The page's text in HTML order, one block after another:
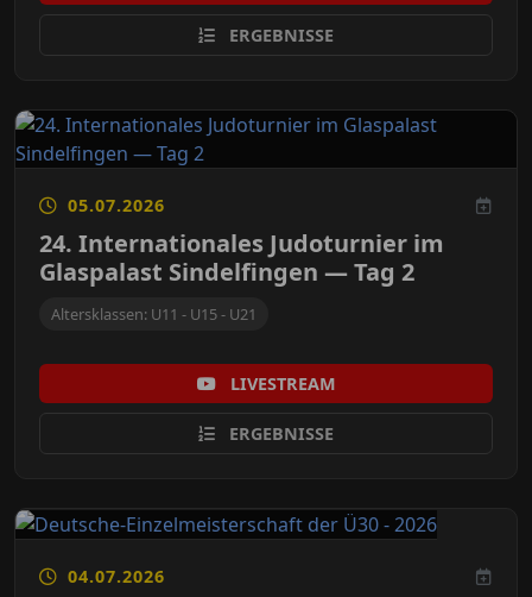
ERGEBNISSE
05.07.2026
24. Internationales Judoturnier im
Glaspalast Sindelfingen — Tag 2
Altersklassen: U11 - U15 - U21
LIVESTREAM
ERGEBNISSE
04.07.2026